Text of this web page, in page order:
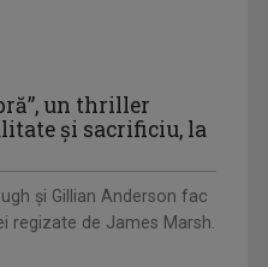
un thriller
și sacrificiu, la
şi Gillian Anderson fac
regizate de James Marsh.